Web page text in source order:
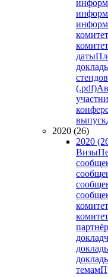
комитет
комитет
даты
(.pdf)
выпуск
2020 (26)
2020
Визы
комитет
комитет
темам